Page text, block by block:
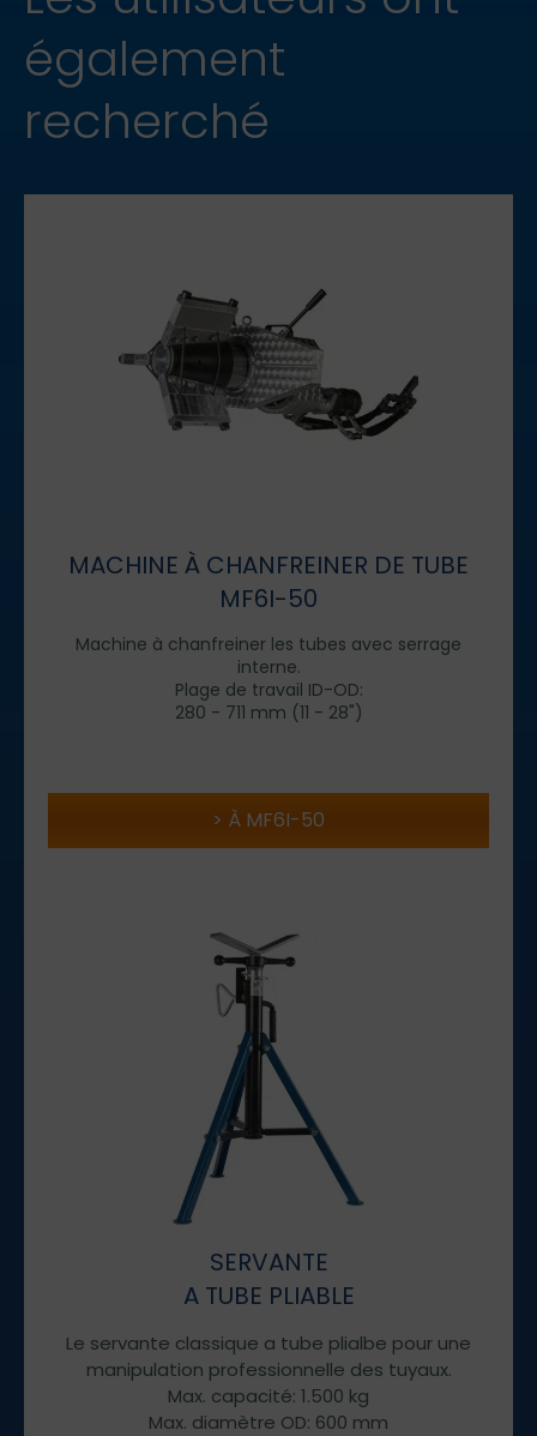
également
recherché
MACHINE À CHANFREINER DE TUBE
MF6I-50
Machine à chanfreiner les tubes avec serrage
interne.
Plage de travail ID-OD:
280 - 711 mm (11 - 28")
À MF6I-50
SERVANTE
A TUBE PLIABLE
Le servante classique a tube plialbe pour une
manipulation professionnelle des tuyaux.
Max. capacité: 1.500 kg
Max. diamètre OD: 600 mm